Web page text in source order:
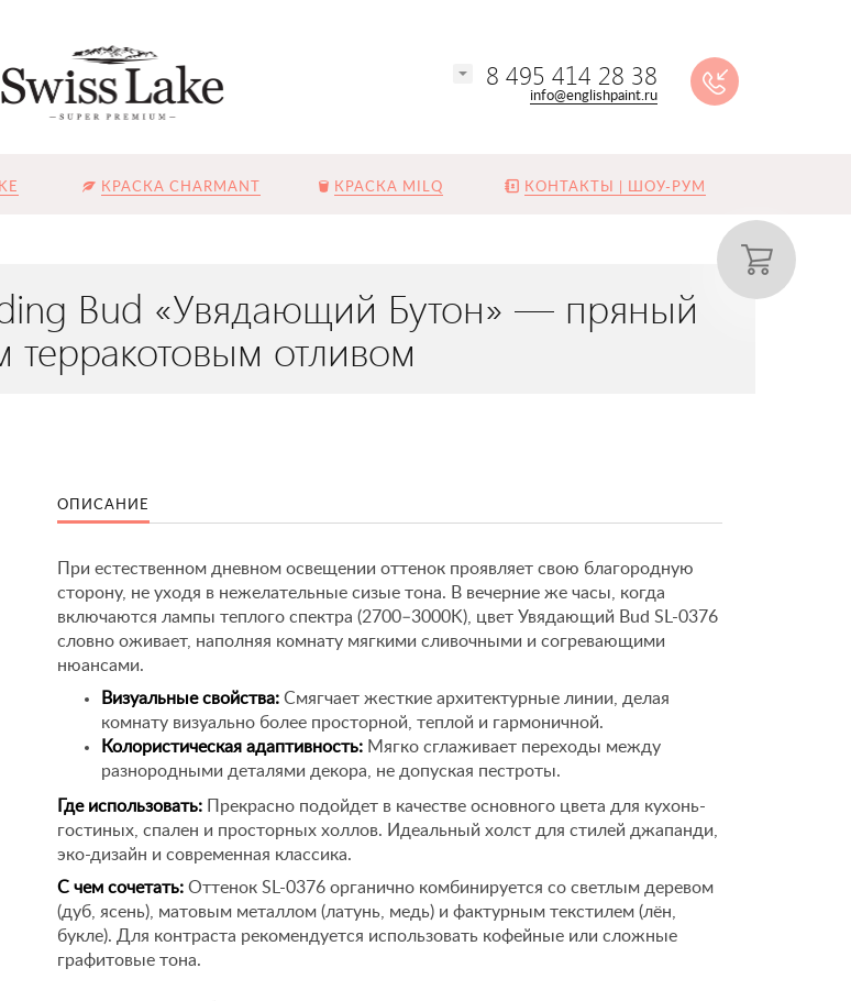
8 495 414 28 38
info@englishpaint.ru
КРАСКА CHARMANT КРАСКА MILQ КОНТАКТЫ | ШОУ-РУМ
Bud «Увядающий Бутон» — пряный
терракотовым отливом
ОПИСАНИЕ
При естественном дневном освещении оттенок проявляет свою благородную
сторону, не уходя в нежелательные сизые тона. В вечерние же часы, когда
включаются лампы теплого спектра (2700–3000K), цвет Увядающий Bud SL-0376
словно оживает, наполняя комнату мягкими сливочными и согревающими
нюансами.
Визуальные свойства: Смягчает жесткие архитектурные линии, делая
комнату визуально более просторной, теплой и гармоничной.
Колористическая адаптивность: Мягко сглаживает переходы между
разнородными деталями декора, не допуская пестроты.
Где использовать: Прекрасно подойдет в качестве основного цвета для кухонь-
гостиных, спален и просторных холлов. Идеальный холст для стилей джапанди,
эко-дизайн и современная классика.
С чем сочетать: Оттенок SL-0376 органично комбинируется со светлым деревом
(дуб, ясень), матовым металлом (латунь, медь) и фактурным текстилем (лён,
букле). Для контраста рекомендуется использовать кофейные или сложные
графитовые тона.